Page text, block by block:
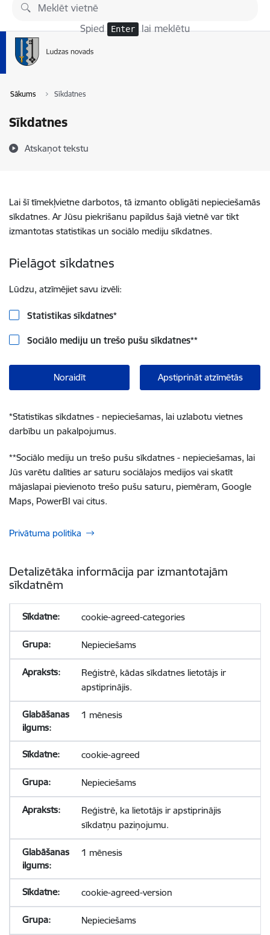
Pāriet uz lapas saturu
Spied Enter lai meklētu
Sākums Sīkdatnes
Sīkdatnes
Atskaņot tekstu
Lai šī tīmekļvietne darbotos, tā izmanto obligāti nepieciešamās
sīkdatnes. Ar Jūsu piekrišanu papildus šajā vietnē var tikt
izmantotas statistikas un sociālo mediju sīkdatnes.
Pielāgot sīkdatnes
Lūdzu, atzīmējiet savu izvēli:
Statistikas sīkdatnes*
Sociālo mediju un trešo pušu sīkdatnes**
Noraidīt Apstiprināt atzīmētās
*Statistikas sīkdatnes - nepieciešamas, lai uzlabotu vietnes
darbību un pakalpojumus.
**Sociālo mediju un trešo pušu sīkdatnes - nepieciešamas, lai
Jūs varētu dalīties ar saturu sociālajos medijos vai skatīt
mājaslapai pievienoto trešo pušu saturu, piemēram, Google
Maps, PowerBI vai citus.
Privātuma politika
Detalizētāka informācija par izmantotajām
sīkdatnēm
cookie-agreed-categories
Nepieciešams
Reģistrē, kādas sīkdatnes lietotājs ir
apstiprinājis.
1 mēnesis
cookie-agreed
Nepieciešams
Reģistrē, ka lietotājs ir apstiprinājis
sīkdatņu paziņojumu.
1 mēnesis
cookie-agreed-version
Nepieciešams